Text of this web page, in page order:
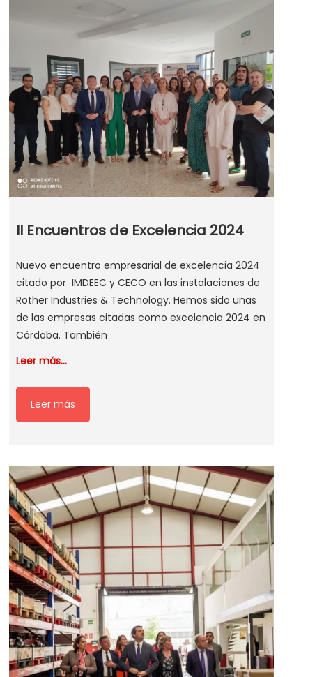
II Encuentros de Excelencia 2024
Nuevo encuentro empresarial de excelencia 2024
citado por IMDEEC y CECO en las instalaciones de
Rother Industries & Technology. Hemos sido unas
de las empresas citadas como excelencia 2024 en
Córdoba. También
Leer más…
Leer más